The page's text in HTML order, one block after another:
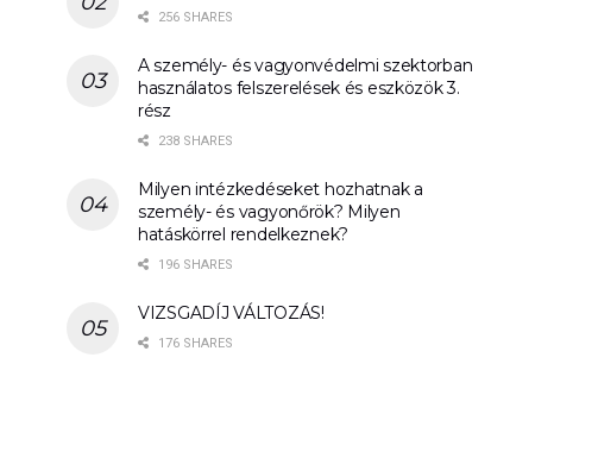
256 SHARES
A személy- és vagyonvédelmi szektorban
használatos felszerelések és eszközök 3.
rész
238 SHARES
Milyen intézkedéseket hozhatnak a
személy- és vagyonőrök? Milyen
hatáskörrel rendelkeznek?
196 SHARES
VIZSGADÍJ VÁLTOZÁS!
176 SHARES